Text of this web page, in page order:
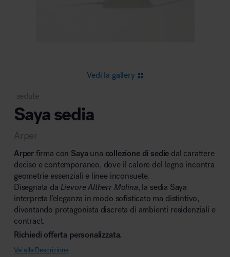
Area lounge e attesa
Area outdoor
Vedi la gallery
sedute
Saya sedia
Arper
Arper firma con Saya una collezione di sedie dal carattere
deciso e contemporaneo, dove il calore del legno incontra
geometrie essenziali e linee inconsuete.
Disegnata da Lievore Altherr Molina, la sedia Saya
interpreta l’eleganza in modo sofisticato ma distintivo,
diventando protagonista discreta di ambienti residenziali e
contract.
Richiedi offerta personalizzata.
Vai alla Descrizione